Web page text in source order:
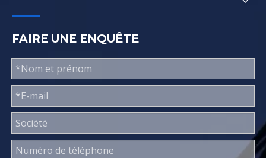
FAIRE UNE ENQUÊTE